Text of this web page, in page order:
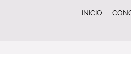
INICIO